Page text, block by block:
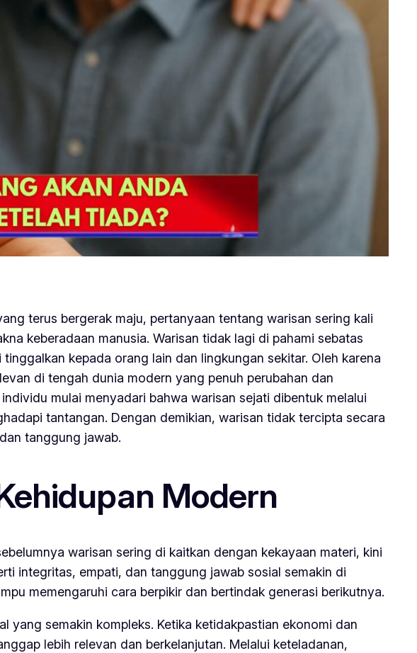
terus bergerak maju, pertanyaan tentang warisan sering kali
keberadaan manusia. Warisan tidak lagi di pahami sebatas
kepada orang lain dan lingkungan sekitar. Oleh karena
di tengah dunia modern yang penuh perubahan dan
mulai menyadari bahwa warisan sejati dibentuk melalui
tantangan. Dengan demikian, warisan tidak tercipta secara
tanggung jawab.
Modern
warisan sering di kaitkan dengan kekayaan materi, kini
integritas, empati, dan tanggung jawab sosial semakin di
memengaruhi cara berpikir dan bertindak generasi berikutnya.
yang semakin kompleks. Ketika ketidakpastian ekonomi dan
lebih relevan dan berkelanjutan. Melalui keteladanan,